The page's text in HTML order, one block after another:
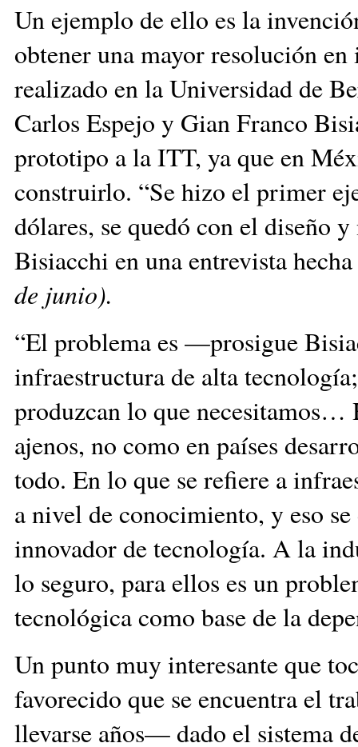
Un ejemplo de ello es la
obtener una mayor resolución
realizado en la Universidad de
Carlos Espejo y Gian Franco
prototipo a la ITT, ya que en
construirlo. “Se hizo el primer
dólares, se quedó con el diseño
Bisiacchi en una entrevista
de junio).
“El problema es —prosigue
infraestructura de alta
produzcan lo que necesitamos…
ajenos, no como en países
todo. En lo que se refiere a
a nivel de conocimiento, y eso
innovador de tecnología. A la
lo seguro, para ellos es un
tecnológica como base de la
Un punto muy interesante que
favorecido que se encuentra el
llevarse años— dado el sistema